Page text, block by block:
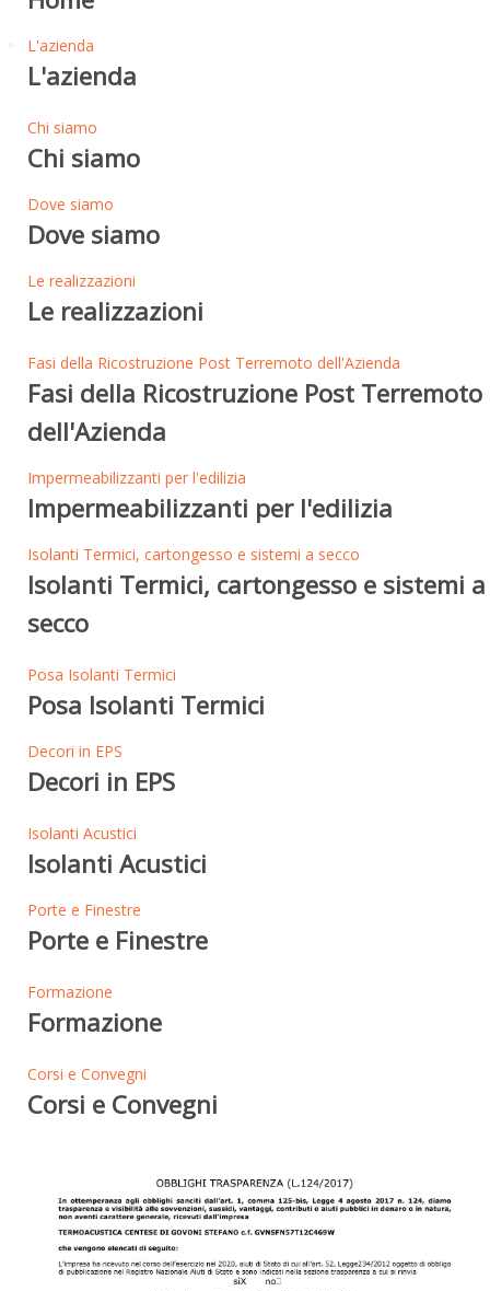
L'azienda
L'azienda
Chi siamo
Chi siamo
Dove siamo
Dove siamo
Le realizzazioni
Le realizzazioni
Fasi della Ricostruzione Post Terremoto dell'Azienda
Fasi della Ricostruzione Post Terremoto
dell'Azienda
Impermeabilizzanti per l'edilizia
Impermeabilizzanti per l'edilizia
Isolanti Termici, cartongesso e sistemi a secco
Isolanti Termici, cartongesso e sistemi a
secco
Posa Isolanti Termici
Posa Isolanti Termici
Decori in EPS
Decori in EPS
Isolanti Acustici
Isolanti Acustici
Porte e Finestre
Porte e Finestre
Formazione
Formazione
Corsi e Convegni
Corsi e Convegni